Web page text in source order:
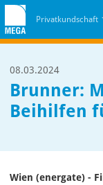
Privatkundschaft
08.03.2024
Brunner:
Beihilfen
Wien (energate) -